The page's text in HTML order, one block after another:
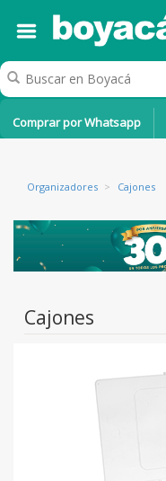
Comprar por Whatsapp
Organizadores > Cajones
Cajones